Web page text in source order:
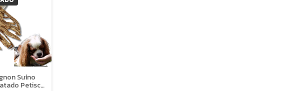
Suíno
Petisco